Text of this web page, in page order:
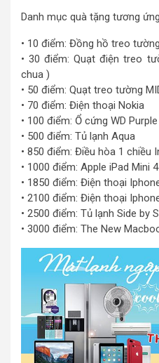
Danh mục quà tặng tương
• 10 điểm: Đồng hồ treo
• 30 điểm: Quạt điện treo
chua )
• 50 điểm: Quạt treo tường
• 70 điểm: Điện thoại Nokia
• 100 điểm: Ổ cứng WD
• 500 điểm: Tủ lạnh Aqua
• 850 điểm: Điều hòa 1 chiều
• 1000 điểm: Apple iPad Mini
• 1850 điểm: Điện thoại
• 2100 điểm: Điện thoại
• 2500 điểm: Tủ lạnh Side by
• 3000 điểm: The New